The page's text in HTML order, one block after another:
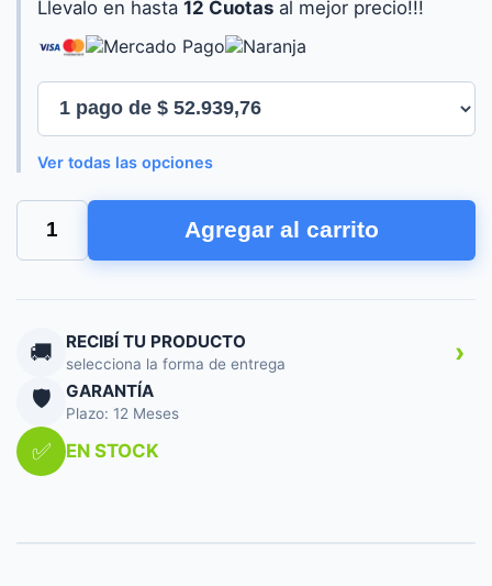
Llevalo en hasta 12 Cuotas al mejor precio!!!
Ver todas las opciones
MOUSE
GAMER
ZOWIE
cantidad
Agregar al carrito
🚚 RECIBÍ TU PRODUCTO
selecciona la forma de entrega ›
🛡️ GARANTÍA
Plazo: 12 Meses
✅ EN STOCK